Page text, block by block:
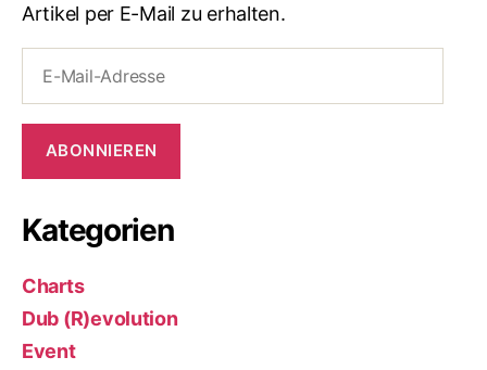
Artikel per E-Mail zu erhalten.
Mail-
Adresse
ABONNIEREN
Kategorien
Charts
Dub (R)evolution
Event